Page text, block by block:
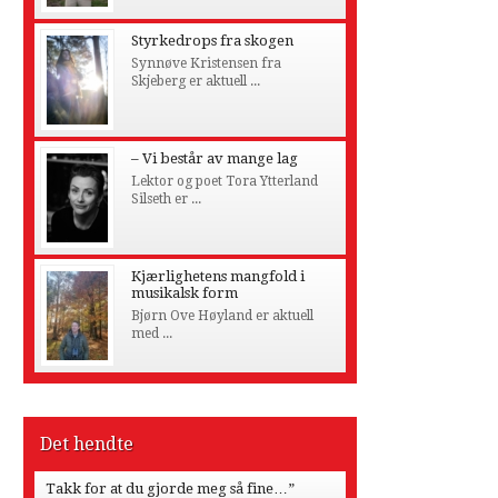
Styrkedrops fra skogen
Synnøve Kristensen fra
Skjeberg er aktuell ...
– Vi består av mange lag
Lektor og poet Tora Ytterland
Silseth er ...
Kjærlighetens mangfold i
musikalsk form
Bjørn Ove Høyland er aktuell
med ...
Det hendte
Takk for at du gjorde meg så fine…”